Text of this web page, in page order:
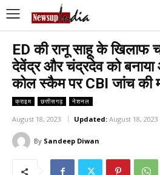
ED की रानू साहू के खिलाफ
देवेंद्र और चंद्रदेव को बनाया
कोल स्कैम पर CBI जांच की
क्राइम छत्तीसगढ़ नेशनल
August 18, 2023 Updated: August 18, 2023
By Sandeep Diwan